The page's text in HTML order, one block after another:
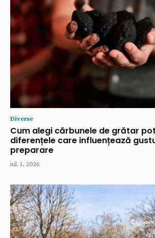
Diverse
Cum alegi cărbunele de grătar
diferențele care influențează
preparare
iul. 1, 2026